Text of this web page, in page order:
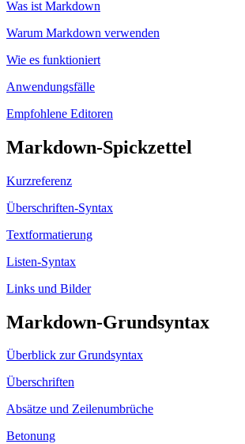
Was ist Markdown
Warum Markdown verwenden
Wie es funktioniert
Anwendungsfälle
Empfohlene Editoren
Markdown-Spickzettel
Kurzreferenz
Überschriften-Syntax
Textformatierung
Listen-Syntax
Links und Bilder
Markdown-Grundsyntax
Überblick zur Grundsyntax
Überschriften
Absätze und Zeilenumbrüche
Betonung